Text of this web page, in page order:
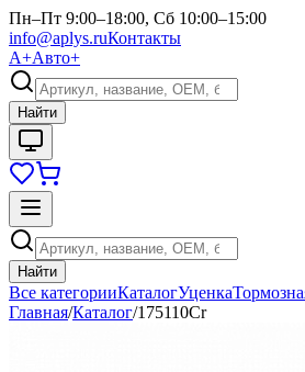
Пн–Пт 9:00–18:00, Сб 10:00–15:00
info@aplys.ruКонтакты
А+Авто+
Найти
Найти
Все категорииКаталогУценка
Главная/Каталог/175110Cr